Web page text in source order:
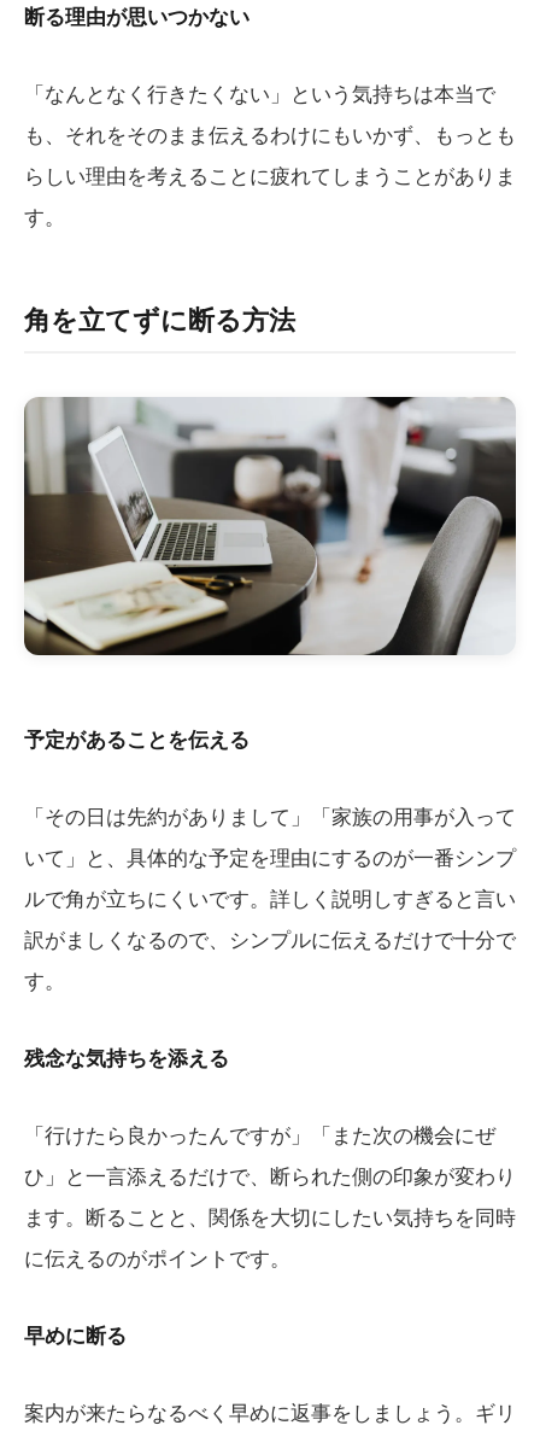
断る理由が思いつかない
「なんとなく行きたくない」という気持ちは本当で
も、それをそのまま伝えるわけにもいかず、もっとも
らしい理由を考えることに疲れてしまうことがありま
す。
角を立てずに断る方法
予定があることを伝える
「その日は先約がありまして」「家族の用事が入って
いて」と、具体的な予定を理由にするのが一番シンプ
ルで角が立ちにくいです。詳しく説明しすぎると言い
訳がましくなるので、シンプルに伝えるだけで十分で
す。
残念な気持ちを添える
「行けたら良かったんですが」「また次の機会にぜ
ひ」と一言添えるだけで、断られた側の印象が変わり
ます。断ることと、関係を大切にしたい気持ちを同時
に伝えるのがポイントです。
早めに断る
案内が来たらなるべく早めに返事をしましょう。ギリ